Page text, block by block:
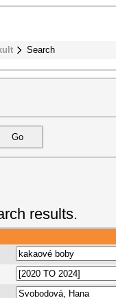
Search
results.